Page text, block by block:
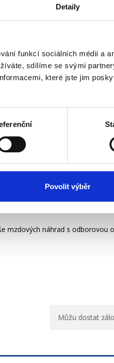
Detaily
funkcí sociálních médií a
sdílíme se svými
které jste jim
Povolit výběr
událostí
výše uvedenými situacemi a kvůli
plánovaná oprava strojů atd.
k dočasnému odbytu
náhrada mzdy rovnat výši
mzdových náhrad s odborovou
Můžu dostat